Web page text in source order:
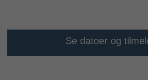
Se datoer og